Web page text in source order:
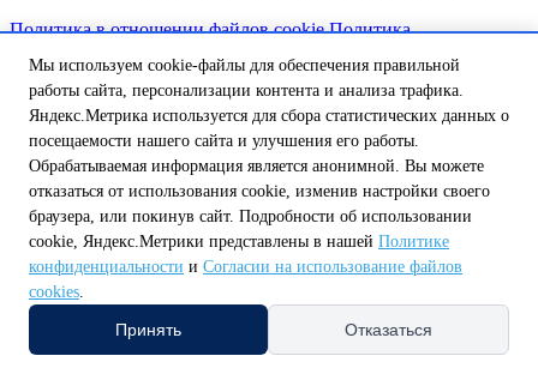
Политика в отношении файлов cookie Политика
данных
Сделано в
Выберите регион или область самовывоза
На данный момент в вашей области нет пункта самовывоза,
но мы над этим работаем.
Обатитесь к нашему оператору по телефону:
8 (800) 250-58-57 или напишите на почтуshop@tt46.ru
и мы поможем вам доставить товар.
Белгородская обл. Калужская обл. Курская обл. Липецкая обл.
Нижегородская обл.
Орловская обл.
Тульская
Мы используем cookie-файлы для обеспечения правильной
работы сайта, персонализации контента и анализа трафика.
Яндекс.Метрика используется для сбора статистических данных о
посещаемости нашего сайта и улучшения его работы.
Обрабатываемая информация является анонимной. Вы можете
отказаться от использования cookie, изменив настройки своего
браузера, или покинув сайт. Подробности об использовании
cookie, Яндекс.Метрики представлены в нашей Политике
конфиденциальности и Согласии на использование файлов
cookies.
Принять Отказаться